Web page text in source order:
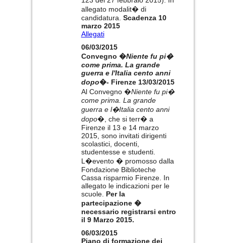
allegato modalit� di
candidatura. Scadenza 10
marzo 2015
Allegati
06/03/2015
Convegno �Niente fu pi�
come prima. La grande
guerra e l'Italia cento anni
dopo�- Firenze 13/03/2015
Al Convegno �Niente fu pi�
come prima. La grande
guerra e l�Italia cento anni
dopo�, che si terr� a
Firenze il 13 e 14 marzo
2015, sono invitati dirigenti
scolastici, docenti,
studentesse e studenti.
L�evento � promosso dalla
Fondazione Biblioteche
Cassa risparmio Firenze. In
allegato le indicazioni per le
scuole. Per la
partecipazione �
necessario registrarsi entro
il 9 Marzo 2015.
06/03/2015
Piano di formazione dei